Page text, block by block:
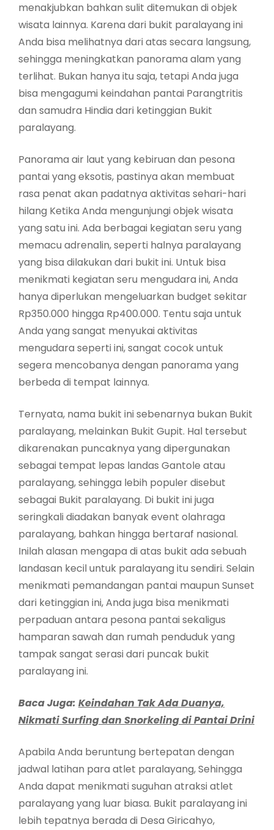
menakjubkan bahkan sulit ditemukan di objek
wisata lainnya. Karena dari bukit paralayang ini
Anda bisa melihatnya dari atas secara langsung,
sehingga meningkatkan panorama alam yang
terlihat. Bukan hanya itu saja, tetapi Anda juga
bisa mengagumi keindahan pantai Parangtritis
dan samudra Hindia dari ketinggian Bukit
paralayang.
Panorama air laut yang kebiruan dan pesona
pantai yang eksotis, pastinya akan membuat
rasa penat akan padatnya aktivitas sehari-hari
hilang Ketika Anda mengunjungi objek wisata
yang satu ini. Ada berbagai kegiatan seru yang
memacu adrenalin, seperti halnya paralayang
yang bisa dilakukan dari bukit ini. Untuk bisa
menikmati kegiatan seru mengudara ini, Anda
hanya diperlukan mengeluarkan budget sekitar
Rp350.000 hingga Rp400.000. Tentu saja untuk
Anda yang sangat menyukai aktivitas
mengudara seperti ini, sangat cocok untuk
segera mencobanya dengan panorama yang
berbeda di tempat lainnya.
Ternyata, nama bukit ini sebenarnya bukan Bukit
paralayang, melainkan Bukit Gupit. Hal tersebut
dikarenakan puncaknya yang dipergunakan
sebagai tempat lepas landas Gantole atau
paralayang, sehingga lebih populer disebut
sebagai Bukit paralayang. Di bukit ini juga
seringkali diadakan banyak event olahraga
paralayang, bahkan hingga bertaraf nasional.
Inilah alasan mengapa di atas bukit ada sebuah
landasan kecil untuk paralayang itu sendiri. Selain
menikmati pemandangan pantai maupun Sunset
dari ketinggian ini, Anda juga bisa menikmati
perpaduan antara pesona pantai sekaligus
hamparan sawah dan rumah penduduk yang
tampak sangat serasi dari puncak bukit
paralayang ini.
Baca Juga: Keindahan Tak Ada Duanya,
Nikmati Surfing dan Snorkeling di Pantai Drini
Apabila Anda beruntung bertepatan dengan
jadwal latihan para atlet paralayang, Sehingga
Anda dapat menikmati suguhan atraksi atlet
paralayang yang luar biasa. Bukit paralayang ini
lebih tepatnya berada di Desa Giricahyo,